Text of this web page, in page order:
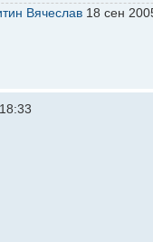
Вячеслав 18 сен